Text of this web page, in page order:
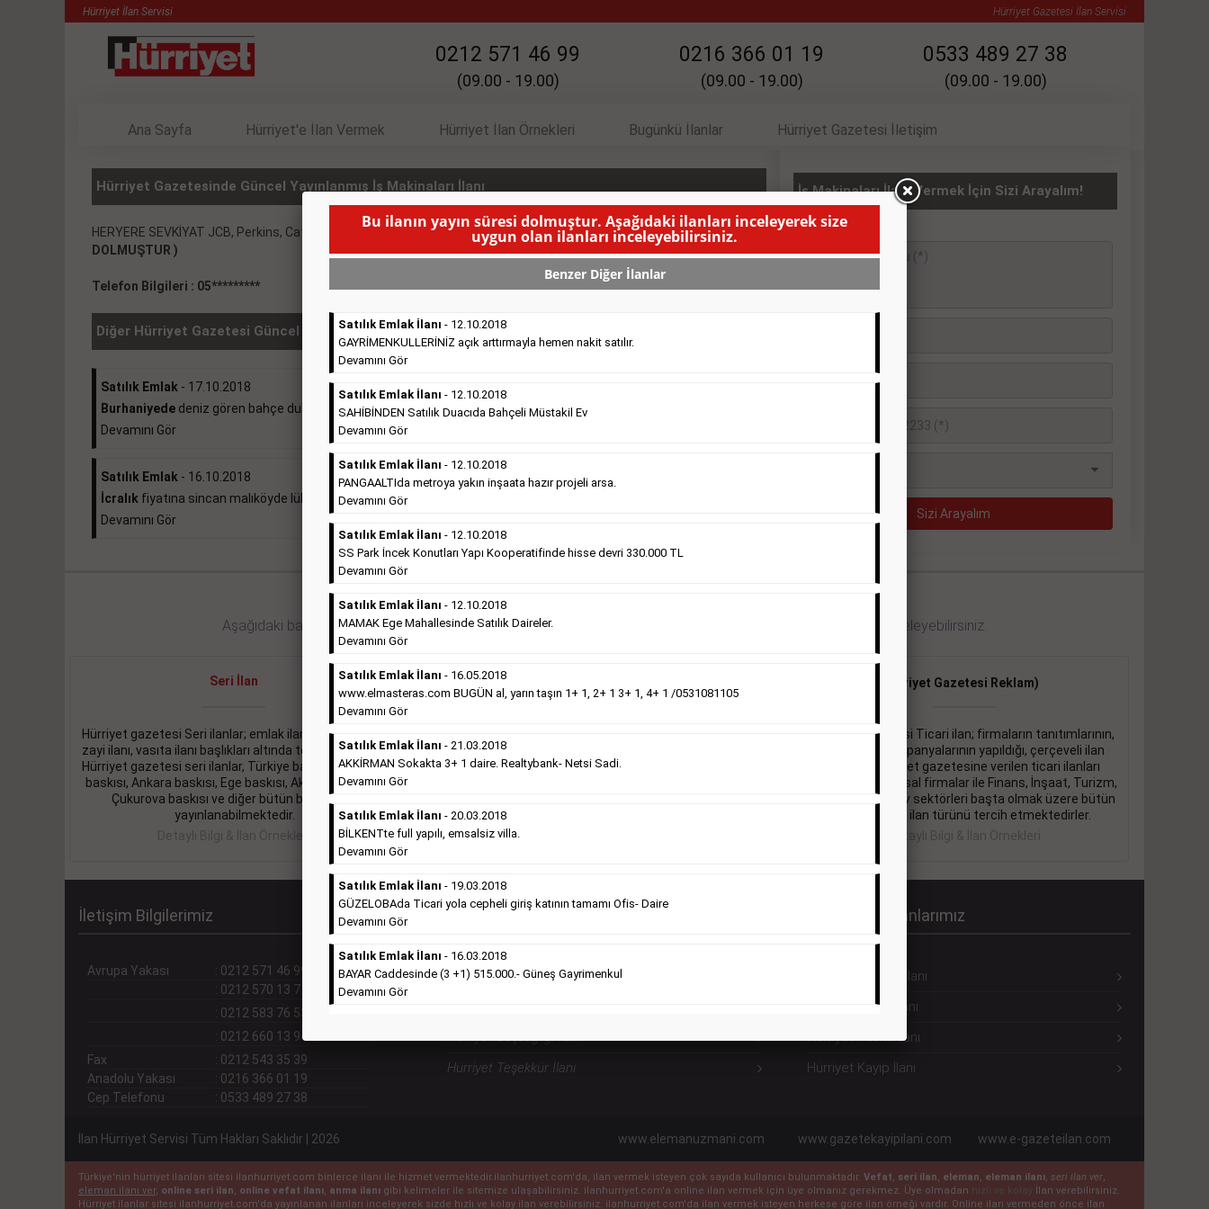
Hürriyet İlan Servisi Hürriyet Gazetesi İlan Servisi
0212 571 46 99
(09.00 - 19.00)
0216 366 01 19
(09.00 - 19.00)
0533 489 27 38
(09.00 - 19.00)
Ana Sayfa Hürriyet'e İlan Vermek Hürriyet İlan Örnekleri Bugünkü İlanlar Hürriyet Gazetesi İletişim
Hürriyet Gazetesinde Güncel Yayınlanmış İş Makinaları İlanı
HERYERE SEVKİYAT JCB, Perkins, Caterpillar, Filtre, TURBO, Motor yedek parçaları.( BU İLANIN YAYINLANMA SÜRESİ
DOLMUŞTUR )
Telefon Bilgileri : 05*********
Diğer Hürriyet Gazetesi Güncel İlanlar
Satılık Emlak - 17.10.2018
Burhaniyede deniz gören bahçe dubleksi 370.000e ...
Devamını Gör
Belediyesitesinde süper kelepir 415.000e ...
Satılık Emlak - 16.10.2018
İcralık fiyatına sincan malıköyde lüks daire ...
Devamını Gör
Satılık Emlak - 12.10.2018
İş Makinaları İlanı Vermek İçin Sizi Arayalım!
Aşağıdaki bağlantıları takip ederek Hürriyet gazetesi ilan türleri hakkında detaylara ulaşabilir, ilan örneklerini inceleyebilirsiniz.
Seri İlan
Hürriyet gazetesi Seri ilanlar; emlak ilanı, eleman ilanı,
zayi ilanı, vasıta ilanı başlıkları altında toplanmaktadır.
Hürriyet gazetesi seri ilanlar, Türkiye baskısı, İstanbul
baskısı, Ankara baskısı, Ege baskısı, Akdeniz baskısı,
Çukurova baskısı ve diğer bütün bölgelerde
yayınlanabilmektedir.
Detaylı Bilgi & İlan Örnekleri
Sosyal İlan
türü altında vefat ilanı anma ilan, başsağlığı ilanı,
teşekkür ilanı vb. ilan türleri toplanmaktadır. Ticari
(Hürriyet Gazetesi Reklam)
Hürriyet gazetesi Ticari ilan; firmaların tanıtımlarının,
duyuru ve kampanyalarının yapıldığı, çerçeveli ilan
çeşididir.Hüriyet gazetesine verilen ticari ilanları
genellikle kurumsal firmalar ile Finans, İnşaat, Turizm,
Eğitim, Otomotiv sektörleri başta olmak üzere bütün
sektörler bu ilan türünü tercih etmektedirler.
Detaylı Bilgi & İlan Örnekleri
İletişim Bilgilerimiz
Avrupa Yakası : 0212 571 46 99 (pbx)
: 0212 570 13 71
: 0212 583 76 53
: 0212 660 13 94
Fax
: 0212 543 35 39
Anadolu Yakası
: 0216 366 01 19
Cep Telefonu
: 0533 489 27 38
Hürriyet Sosyal İlanlarımız
Hürriyet Vefat İlanı
Hürriyet Başsağlığı İlanı
Hürriyet Teşekkür İlanı
Hürriyet Seri İlanlarımız
Hürriyet Eleman İlanı
Hürriyet Emlak İlanı
Hürriyet Vasıta İlanı
Hürriyet Kayıp İlanı
İlan Hürriyet Servisi Tüm Hakları Saklıdır | 2026 www.elemanuzmani.com www.gazetekayipilani.com www.e-gazeteilan.com
Türkiye'nin hürriyet ilanları sitesi ilanhurriyet.com binlerce ilanı ile hizmet vermektedir.ilanhurriyet.com'da, ilan vermek isteyen çok sayıda kullanıcı bulunmaktadır. Vefat, seri ilan, eleman, eleman ilanı, seri ilan ver,
eleman ilanı ver, online seri ilan, online vefat ilanı, anma ilanı gibi kelimeler ile sitemize ulaşabilirsiniz. ilanhurriyet.com'a online ilan vermek için üye olmanız gerekmez. Üye olmadan
İlan verebilirsiniz.
Hürriyet ilanlar sitesi ilanhurriyet.com'da yayınlanan ilanları inceleyerek sizde hızlı ve kolay ilan verebilirsiniz. ilanhurriyet.com'da ilan vermek isteyen herkese göre ilan örneği vardır. Online ilan vermeden önce ilan
Bu ilanın yayın süresi dolmuştur. Aşağıdaki ilanları inceleyerek size
uygun olan ilanları inceleyebilirsiniz.
Benzer Diğer İlanlar
Satılık Emlak İlanı - 12.10.2018
GAYRİMENKULLERİNİZ açık arttırmayla hemen nakit satılır.
Devamını Gör
Satılık Emlak İlanı - 12.10.2018
SAHİBİNDEN Satılık Duacıda Bahçeli Müstakil Ev
Devamını Gör
Satılık Emlak İlanı - 12.10.2018
PANGAALTIda metroya yakın inşaata hazır projeli arsa.
Devamını Gör
Satılık Emlak İlanı - 12.10.2018
SS Park İncek Konutları Yapı Kooperatifinde hisse devri 330.000 TL
Devamını Gör
Satılık Emlak İlanı - 12.10.2018
MAMAK Ege Mahallesinde Satılık Daireler.
Devamını Gör
Satılık Emlak İlanı - 16.05.2018
www.elmasteras.com BUGÜN al, yarın taşın 1+ 1, 2+ 1 3+ 1, 4+ 1 /0531081105
Devamını Gör
Satılık Emlak İlanı - 21.03.2018
AKKİRMAN Sokakta 3+ 1 daire. Realtybank- Netsi Sadi.
Devamını Gör
Satılık Emlak İlanı - 20.03.2018
BİLKENTte full yapılı, emsalsiz villa.
Devamını Gör
Satılık Emlak İlanı - 19.03.2018
GÜZELOBAda Ticari yola cepheli giriş katının tamamı Ofis- Daire
Devamını Gör
Satılık Emlak İlanı - 16.03.2018
BAYAR Caddesinde (3 +1) 515.000.- Güneş Gayrimenkul
Devamını Gör